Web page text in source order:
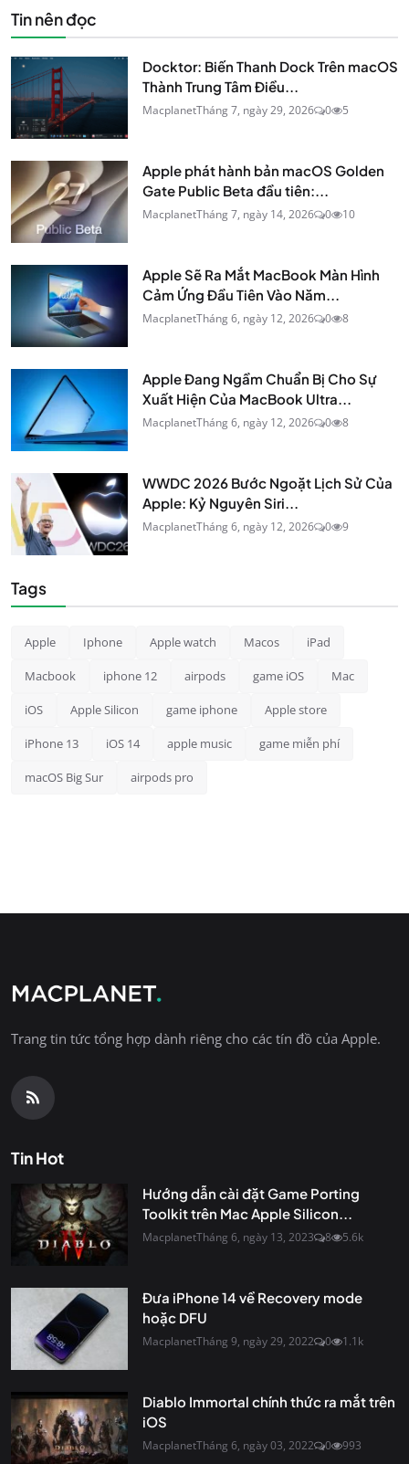
Tin nên đọc
Docktor: Biến Thanh Dock Trên macOS
Thành Trung Tâm Điều...
MacplanetTháng 7, ngày 29, 2026 0 5
Apple phát hành bản macOS Golden
Gate Public Beta đầu tiên:...
MacplanetTháng 7, ngày 14, 2026 0 10
Apple Sẽ Ra Mắt MacBook Màn Hình
Cảm Ứng Đầu Tiên Vào Năm...
MacplanetTháng 6, ngày 12, 2026 0 8
Apple Đang Ngầm Chuẩn Bị Cho Sự
Xuất Hiện Của MacBook Ultra...
MacplanetTháng 6, ngày 12, 2026 0 8
WWDC 2026 Bước Ngoặt Lịch Sử Của
Apple: Kỷ Nguyên Siri...
MacplanetTháng 6, ngày 12, 2026 0 9
Tags
Apple Iphone Apple watch Macos iPad
Macbook iphone 12 airpods game iOS Mac
iOS Apple Silicon game iphone Apple store
iPhone 13 iOS 14 apple music game miễn phí
macOS Big Sur airpods pro
Trang tin tức tổng hợp dành riêng cho các tín đồ của Apple.
Tin Hot
Hướng dẫn cài đặt Game Porting
Toolkit trên Mac Apple Silicon...
MacplanetTháng 6, ngày 13, 2023 8 5.6k
Đưa iPhone 14 về Recovery mode
hoặc DFU
MacplanetTháng 9, ngày 29, 2022 0 1.1k
Diablo Immortal chính thức ra mắt trên
iOS
MacplanetTháng 6, ngày 03, 2022 0 993